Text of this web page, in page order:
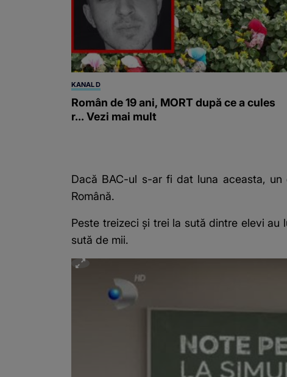
KANAL D
Român de 19 ani, MORT după ce a cules
r... Vezi mai mult
Dacă BAC-ul s-ar fi dat luna aceasta,
Română.
Peste treizeci și trei la sută dintre elevi
sută de mii.